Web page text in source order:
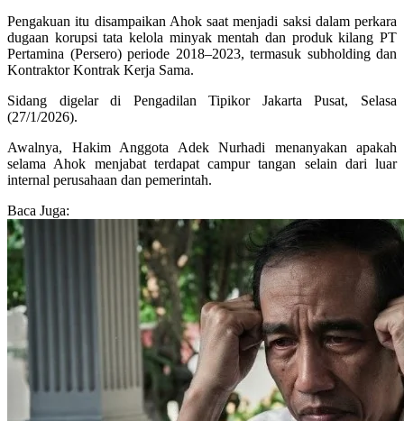
Pengakuan itu disampaikan Ahok saat menjadi saksi dalam perkara
dugaan korupsi tata kelola minyak mentah dan produk kilang PT
Pertamina (Persero) periode 2018–2023, termasuk subholding dan
Kontraktor Kontrak Kerja Sama.
Sidang digelar di Pengadilan Tipikor Jakarta Pusat, Selasa
(27/1/2026).
Awalnya, Hakim Anggota Adek Nurhadi menanyakan apakah
selama Ahok menjabat terdapat campur tangan selain dari luar
internal perusahaan dan pemerintah.
Baca Juga: